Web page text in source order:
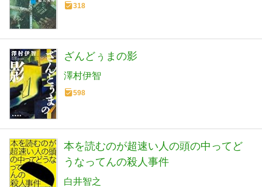
318
ざんどぅまの影
澤村伊智
598
本を読むのが超速い人の頭の中ってど
うなってんの殺人事件
白井智之